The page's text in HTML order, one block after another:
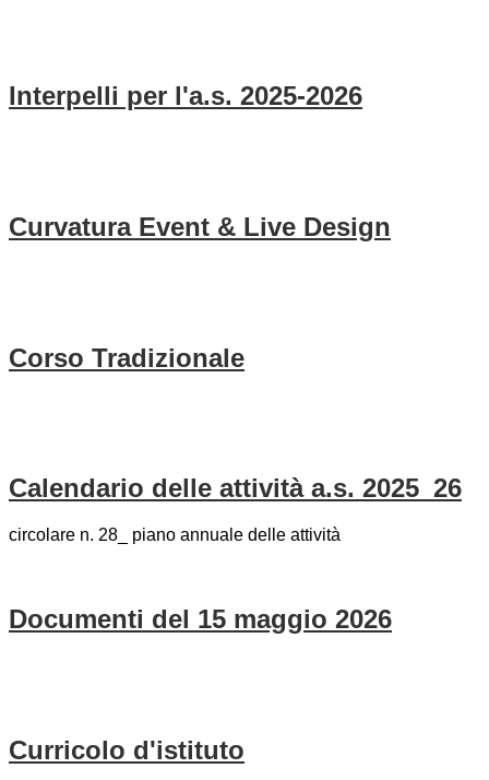
Interpelli per l'a.s. 2025-2026
Curvatura Event & Live Design
Corso Tradizionale
Calendario delle attività a.s. 2025_26
circolare n. 28_ piano annuale delle attività
Documenti del 15 maggio 2026
Curricolo d'istituto